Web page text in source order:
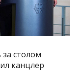
столом
канцлер